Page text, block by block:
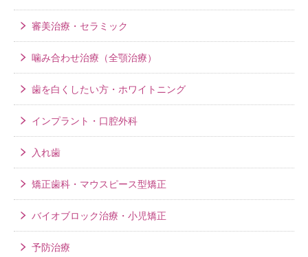
審美治療・セラミック
噛み合わせ治療（全顎治療）
歯を白くしたい方・ホワイトニング
インプラント・口腔外科
入れ歯
矯正歯科・マウスピース型矯正
バイオブロック治療・小児矯正
予防治療